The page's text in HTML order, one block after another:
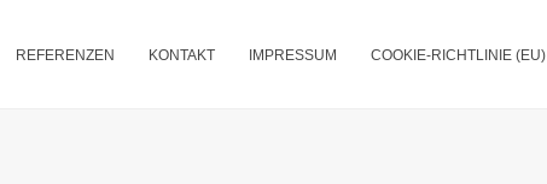
REFERENZEN KONTAKT IMPRESSUM COOKIE-RICHTLINIE (EU)